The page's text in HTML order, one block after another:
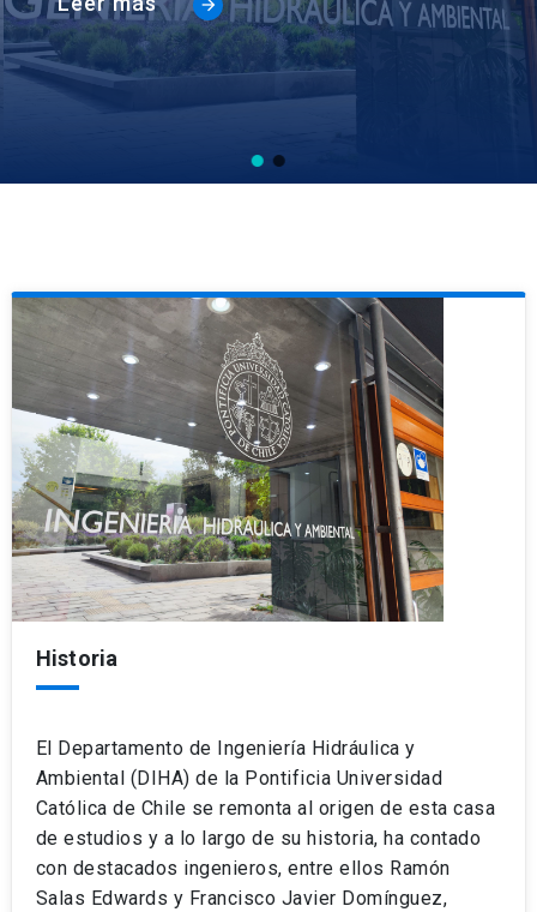
Historia
El Departamento de Ingeniería Hidráulica y
Ambiental (DIHA) de la Pontificia Universidad
Católica de Chile se remonta al origen de esta casa
de estudios y a lo largo de su historia, ha contado
con destacados ingenieros, entre ellos Ramón
Salas Edwards y Francisco Javier Domínguez,